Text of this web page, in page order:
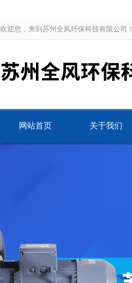
欢迎您，来到苏州全风环保科技有限公司！
网站首页 关于我们